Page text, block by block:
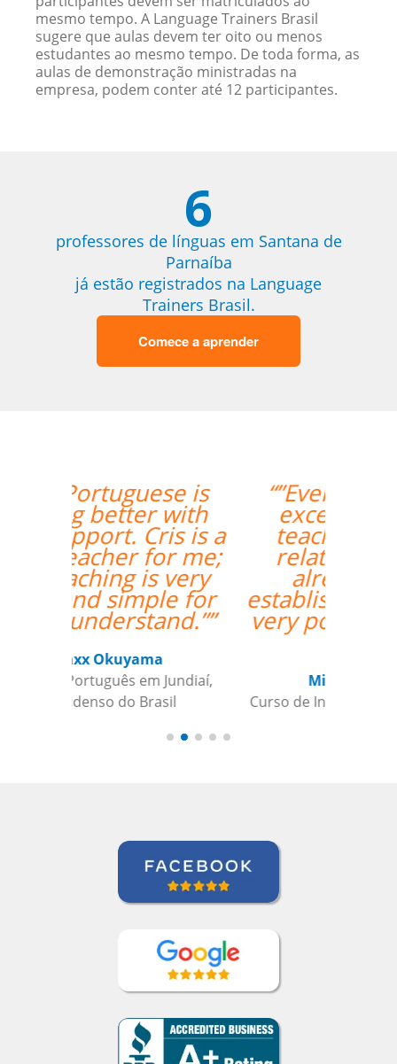
mesmo tempo. A Language Trainers Brasil
sugere que aulas devem ter oito ou menos
estudantes ao mesmo tempo. De toda forma, as
aulas de demonstração ministradas na
empresa, podem conter até 12 participantes.
6
professores de línguas em Santana de
Parnaíba
já estão registrados na Language
Trainers Brasil.
Comece a aprender
“”Everything went
excellently! The
teacher/student
relationship has
already been
established, and it's a
very positive one for
Miguel Moneró
Curso de Inglês em Rio de Janeiro